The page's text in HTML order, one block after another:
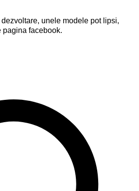
unele modele pot lipsi,
pagina facebook.